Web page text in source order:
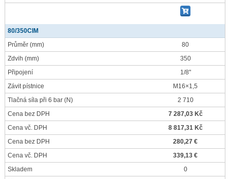
80/350CIM
Průměr (mm)
80
Zdvih (mm)
350
Připojení
1/8"
Závit pístnice
M16×1,5
Tlačná síla při 6 bar (N)
2 710
Cena bez DPH
7 287,03 Kč
Cena vč. DPH
8 817,31 Kč
Cena bez DPH
280,27 €
Cena vč. DPH
339,13 €
Skladem
0